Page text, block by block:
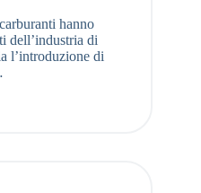
hanno
dell’industria di
l’introduzione di